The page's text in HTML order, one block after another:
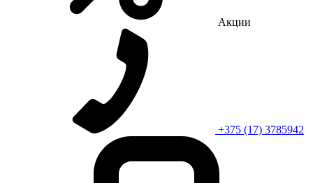
Акции
+375 (17) 3785942